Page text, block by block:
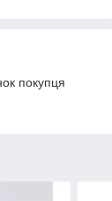
покупця